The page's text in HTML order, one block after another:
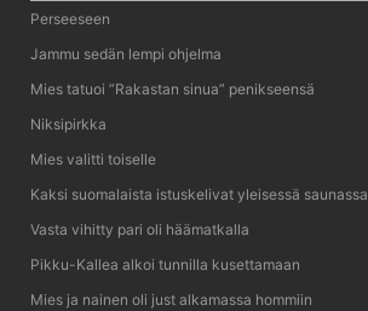
Perseeseen
Jammu sedän lempi ohjelma
Mies tatuoi ”Rakastan sinua” penikseensä
Niksipirkka
Mies valitti toiselle
Kaksi suomalaista istuskelivat yleisessä saunassa
Vasta vihitty pari oli häämatkalla
Pikku-Kallea alkoi tunnilla kusettamaan
Mies ja nainen oli just alkamassa hommiin